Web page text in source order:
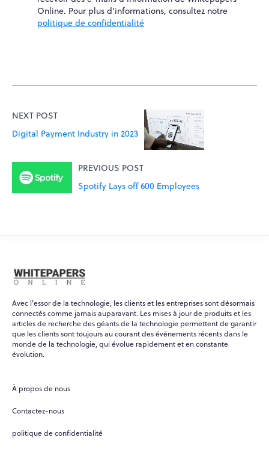
Online. Pour plus d'informations, consultez notre
politique de confidentialité
NEXT POST
Digital Payment Industry in 2023
PREVIOUS POST
Spotify Lays off 600 Employees
Avec l'essor de la technologie, les clients et les entreprises sont désormais
connectés comme jamais auparavant. Les mises à jour de produits et les
articles de recherche des géants de la technologie permettent de garantir
que les clients sont toujours au courant des événements récents dans le
monde de la technologie, qui évolue rapidement et en constante
évolution.
À propos de nous
Contactez-nous
politique de confidentialité
Hi! How can I help you today?